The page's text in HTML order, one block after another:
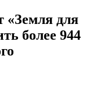
«Земля для
более 944